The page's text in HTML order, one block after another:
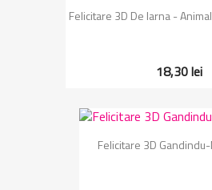
Felicitare 3D De Iarna -
18,30 lei
Felicitare 3D Gandindu-